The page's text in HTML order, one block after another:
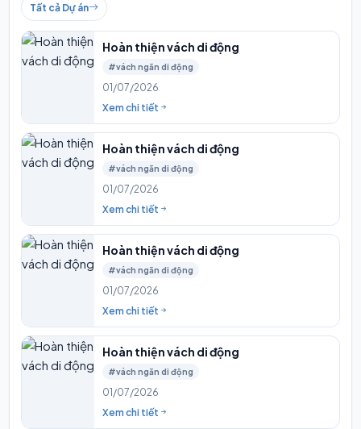
Tất cả Dự án
Hoàn thiện vách di động
#vách ngăn di động
01/07/2026
Xem chi tiết
Hoàn thiện vách di động
#vách ngăn di động
01/07/2026
Xem chi tiết
Hoàn thiện vách di động
#vách ngăn di động
01/07/2026
Xem chi tiết
Hoàn thiện vách di động
#vách ngăn di động
01/07/2026
Xem chi tiết